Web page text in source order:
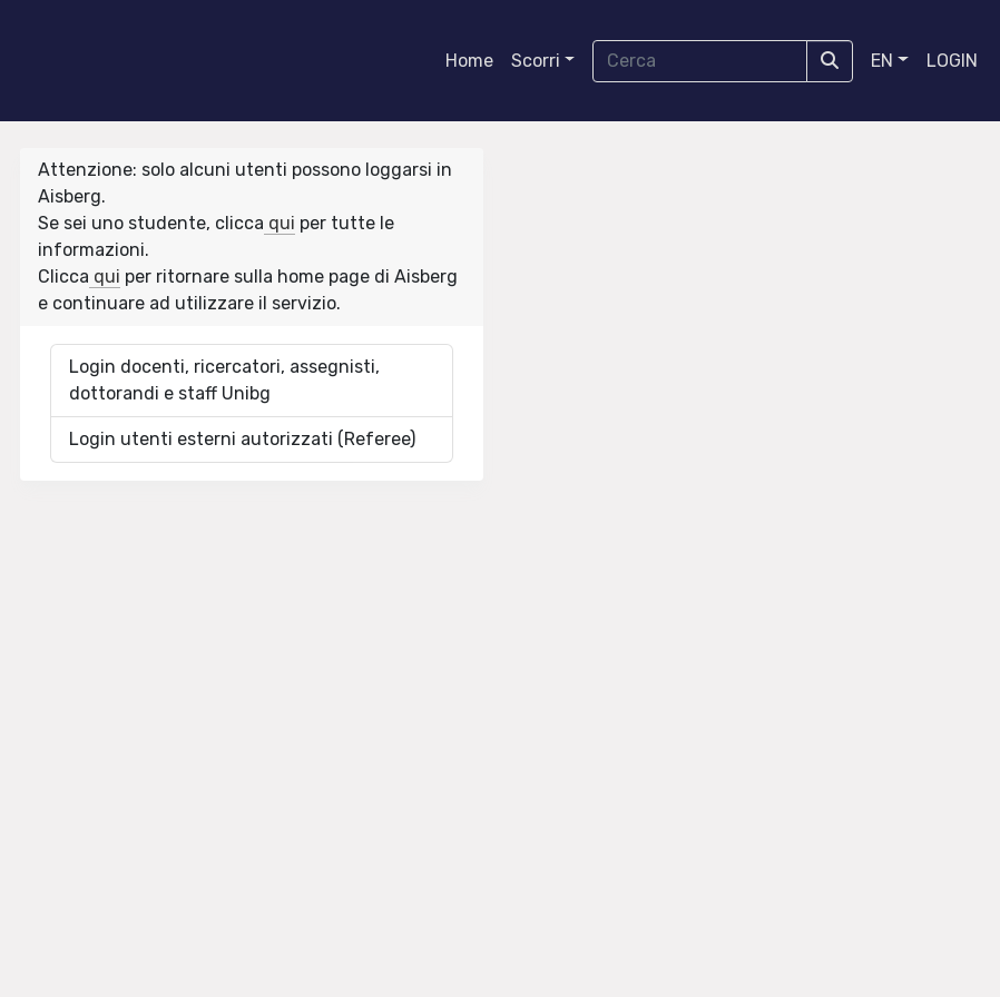
Home Scorri EN LOGIN
Attenzione: solo alcuni utenti possono loggarsi in
Aisberg.
Se sei uno studente, clicca qui per tutte le
informazioni.
Clicca qui per ritornare sulla home page di Aisberg
e continuare ad utilizzare il servizio.
Login docenti, ricercatori, assegnisti,
dottorandi e staff Unibg
Login utenti esterni autorizzati (Referee)